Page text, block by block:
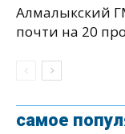
Алмалыкский
почти на 20
самое